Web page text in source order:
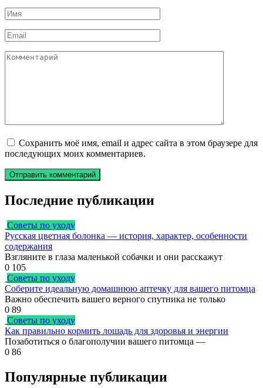
Имя
*
Email
*
Комментарий
Сохранить моё имя, email и адрес сайта в этом браузере для
последующих моих комментариев.
Последние публикации
Советы по уходу
Русская цветная болонка — история, характер, особенности
содержания
Взгляните в глаза маленькой собачки и они расскажут
0 105
Советы по уходу
Соберите идеальную домашнюю аптечку для вашего питомца
Важно обеспечить вашего верного спутника не только
0 89
Советы по уходу
Как правильно кормить лошадь для здоровья и энергии
Позаботиться о благополучии вашего питомца —
0 86
Популярные публикации